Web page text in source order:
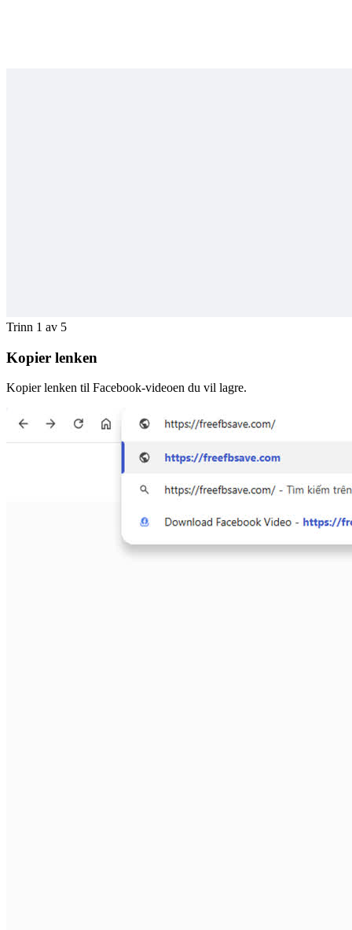
Trinn 1 av 5
Kopier lenken
Kopier lenken til Facebook-videoen du vil lagre.